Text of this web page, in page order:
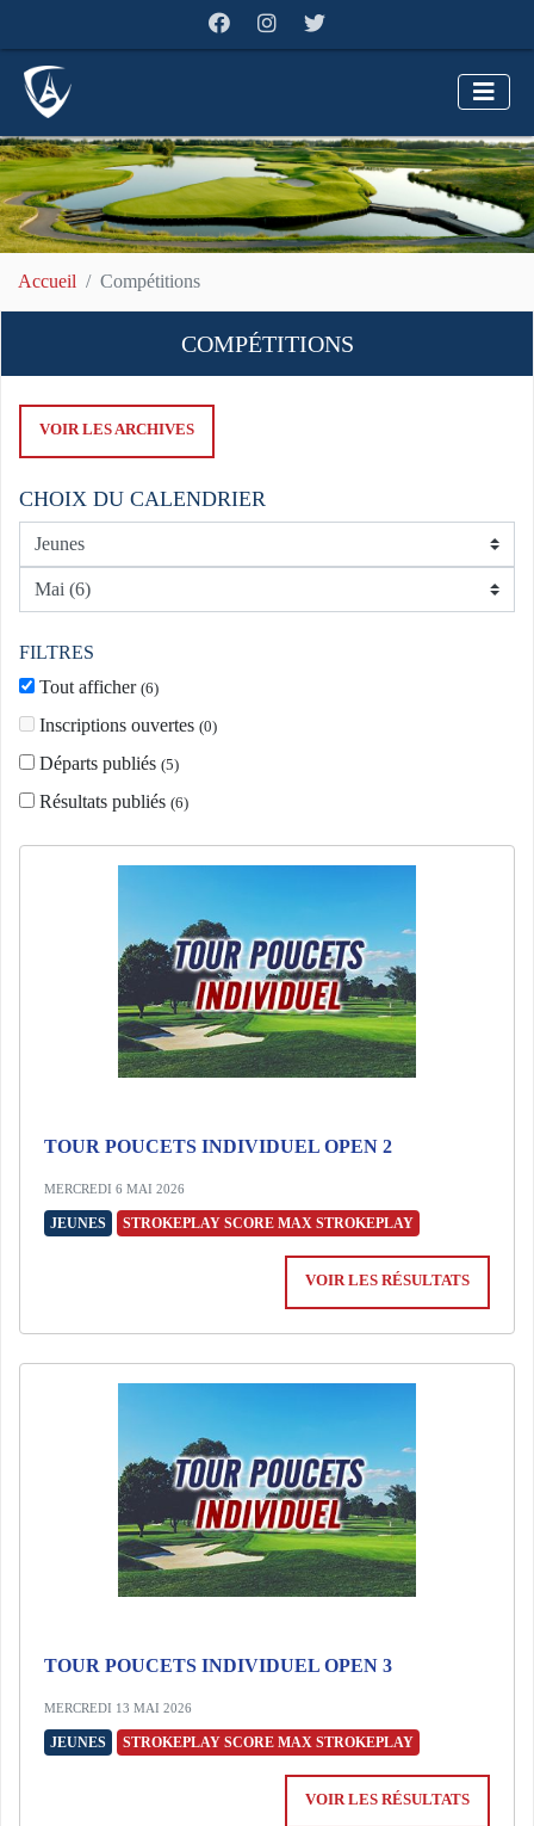
Accueil Compétitions
COMPÉTITIONS
VOIR LES ARCHIVES
CHOIX DU CALENDRIER
FILTRES
Tout afficher (6)
Inscriptions ouvertes (0)
Départs publiés (5)
Résultats publiés (6)
TOUR POUCETS INDIVIDUEL OPEN 2
MERCREDI 6 MAI 2026
JEUNES STROKEPLAY SCORE MAX STROKEPLAY
VOIR LES RÉSULTATS
TOUR POUCETS INDIVIDUEL OPEN 3
MERCREDI 13 MAI 2026
JEUNES STROKEPLAY SCORE MAX STROKEPLAY
VOIR LES RÉSULTATS